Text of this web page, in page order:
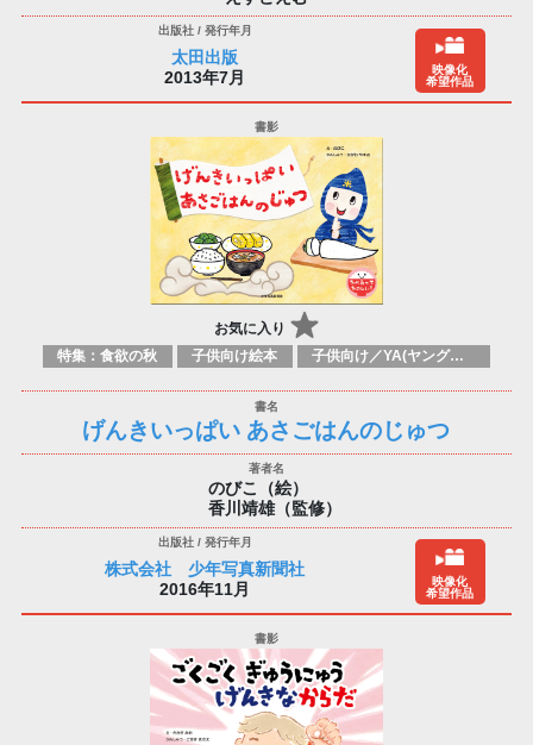
太田出版
2013年7月
映像化
希望作品
お気に入り
特集：食欲の秋 子供向け絵本 子供向け／YA(ヤングアダルト)向け一般：料理&食品
げんきいっぱい あさごはんのじゅつ
のびこ（絵）
香川靖雄（監修）
株式会社 少年写真新聞社
2016年11月
映像化
希望作品